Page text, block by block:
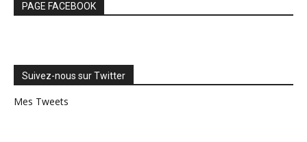
PAGE FACEBOOK
Suivez-nous sur Twitter
Mes Tweets